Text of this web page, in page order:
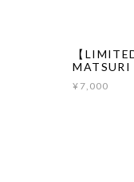
【
¥7,000